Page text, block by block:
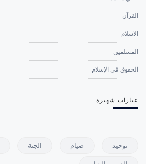
القرآن
الاسلام
المسلمين
الحقوق في الإسلام
عبارات شهيرة
توحيد صيام الجنة